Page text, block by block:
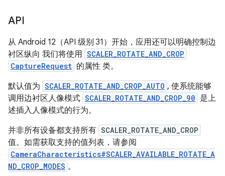
API
从 Android 12（API 级别 31）开始，应用还可以明确控制边
衬区纵向 我们将使用 SCALER_ROTATE_AND_CROP
CaptureRequest 的属性 类。
默认值为 SCALER_ROTATE_AND_CROP_AUTO , 使系统能够
调用边衬区人像模式 SCALER_ROTATE_AND_CROP_90 是上
述插入人像模式的行为。
并非所有设备都支持所有 SCALER_ROTATE_AND_CROP
值。如需获取支持的值列表，请参阅
CameraCharacteristics#SCALER_AVAILABLE_ROTATE_A
ND_CROP_MODES 。